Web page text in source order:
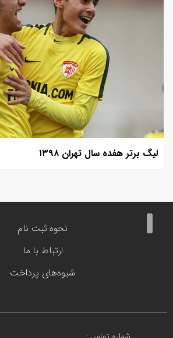
لیگ برتر هفده سال تهران ۱۳۹۸
نحوه ثبت نام
ارتباط با ما
شیوه‌های پرداخت